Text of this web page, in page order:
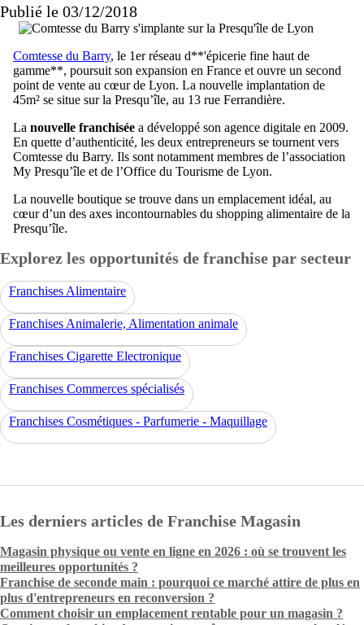
Publié le 03/12/2018
Comtesse du Barry, le 1er réseau d**'épicerie fine haut de
gamme**, poursuit son expansion en France et ouvre un second
point de vente au cœur de Lyon. La nouvelle implantation de
45m² se situe sur la Presqu’île, au 13 rue Ferrandière.
La nouvelle franchisée a développé son agence digitale en 2009.
En quette d’authenticité, les deux entrepreneurs se tournent vers
Comtesse du Barry. Ils sont notamment membres de l’association
My Presqu’île et de l’Office du Tourisme de Lyon.
La nouvelle boutique se trouve dans un emplacement idéal, au
cœur d’un des axes incontournables du shopping alimentaire de la
Presqu’île.
Explorez les opportunités de franchise par secteur
Franchises Alimentaire
Franchises Animalerie, Alimentation animale
Franchises Cigarette Electronique
Franchises Commerces spécialisés
Franchises Cosmétiques - Parfumerie - Maquillage
Les derniers articles de Franchise Magasin
Magasin physique ou vente en ligne en 2026 : où se trouvent les
meilleures opportunités ?
Franchise de seconde main : pourquoi ce marché attire de plus en
plus d'entrepreneurs en reconversion ?
Comment choisir un emplacement rentable pour un magasin ?